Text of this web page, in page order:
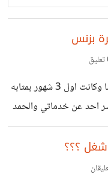
بزنس
بداءت في العمل الحره منذ عام تقريبا وكانت اول 3 شهور بمثابه
احد عن خدماتي والحمد
الحر وقومت بعرض تجربتي
شغل ؟؟؟